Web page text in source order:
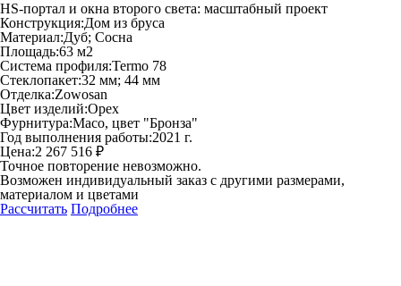
HS‑портал и окна второго света: масштабный проект
Конструкция:Дом из бруса
Материал:Дуб; Сосна
Площадь:63 м2
Система профиля:Termo 78
Стеклопакет:32 мм; 44 мм
Отделка:Zowosan
Цвет изделий:Орех
Фурнитура:Maco, цвет "Бронза"
Год выполнения работы:2021 г.
Цена:2 267 516 ₽
Точное повторение невозможно.
Возможен индивидуальный заказ с другими размерами,
материалом и цветами
Рассчитать Подробнее